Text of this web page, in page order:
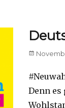
Posted
Denn